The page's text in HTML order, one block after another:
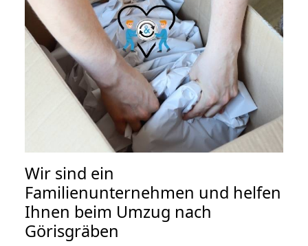
Wir sind ein
Familienunternehmen und helfen
Ihnen beim Umzug nach
Görisgräben